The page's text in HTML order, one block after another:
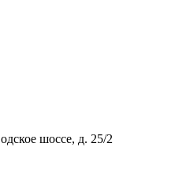
шоссе, д. 25/2